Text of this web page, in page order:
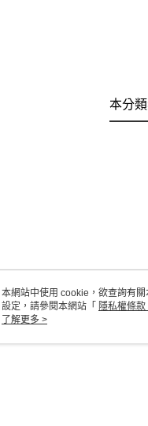
本分
本網站中使用 cookie，欲查詢有
設定，請參閱本網站「 隱私權條款
使用 cookie。
了解更多 >